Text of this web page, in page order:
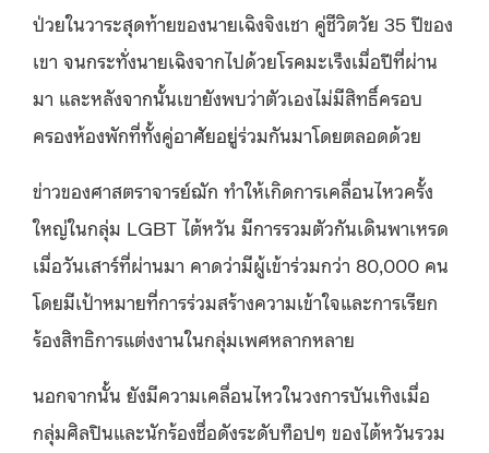
ป่วยในวาระสุดท้ายของนายเฉิงจิงเชา คู่ชีวิตวัย 35 ปีของ
เขา จนกระทั่งนายเฉิงจากไปด้วยโรคมะเร็งเมื่อปีที่ผ่าน
มา และหลังจากนั้นเขายังพบว่าตัวเองไม่มีสิทธิ์ครอบ
ครองห้องพักที่ทั้งคู่อาศัยอยู่ร่วมกันมาโดยตลอดด้วย
ข่าวของศาสตราจารย์ฌัก ทำให้เกิดการเคลื่อนไหวครั้ง
ใหญ่ในกลุ่ม LGBT ไต้หวัน มีการรวมตัวกันเดินพาเหรด
เมื่อวันเสาร์ที่ผ่านมา คาดว่ามีผู้เข้าร่วมกว่า 80,000 คน
โดยมีเป้าหมายที่การร่วมสร้างความเข้าใจและการเรียก
ร้องสิทธิการแต่งงานในกลุ่มเพศหลากหลาย
นอกจากนั้น ยังมีความเคลื่อนไหวในวงการบันเทิงเมื่อ
กลุ่มศิลปินและนักร้องชื่อดังระดับท็อปๆ ของไต้หวันรวม